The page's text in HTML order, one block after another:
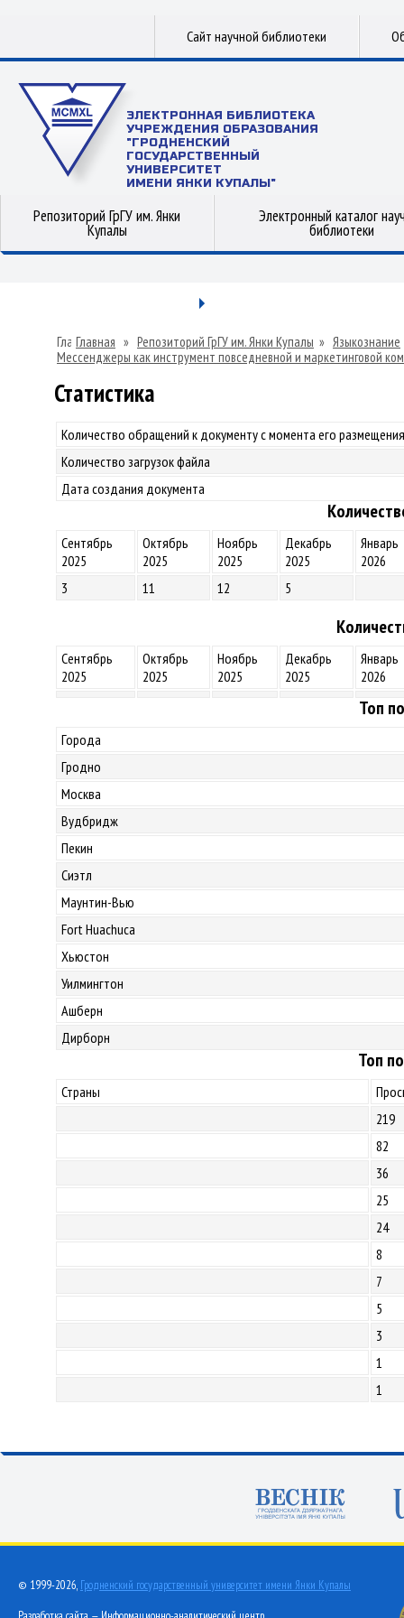
Сайт научной библиотеки
ЭЛЕКТРОННАЯ БИБЛИОТЕКА
УЧРЕЖДЕНИЯ ОБРАЗОВАНИЯ
"ГРОДНЕНСКИЙ
ГОСУДАРСТВЕННЫЙ
УНИВЕРСИТЕТ
ИМЕНИ ЯНКИ КУПАЛЫ"
Репозиторий ГрГУ им. Янки
Купалы
Электронный каталог
библиотеки
Главная » Репозиторий ГрГУ им. Янки Купалы » Языкознание
Мессенджеры как инструмент повседневной и маркетинговой
Статистика
Количество обращений к документу с момента его
Количество загрузок файла
Дата создания документа
Сентябрь
2025
Октябрь
2025
Ноябрь
2025
Декабрь
2025
Январь
2026
3
11 12 5
Сентябрь
2025
Октябрь
2025
Ноябрь
2025
Декабрь
2025
Январь
2026
Топ
Города
Гродно
Москва
Вудбридж
Пекин
Сиэтл
Маунтин-Вью
Fort Huachuca
Хьюстон
Уилмингтон
Ашберн
Дирборн
Топ
Страны
219
82
36
25
24
8
7
5
3
1
1
© 1999-2026, Гродненский государственный университет имени Янки Купалы